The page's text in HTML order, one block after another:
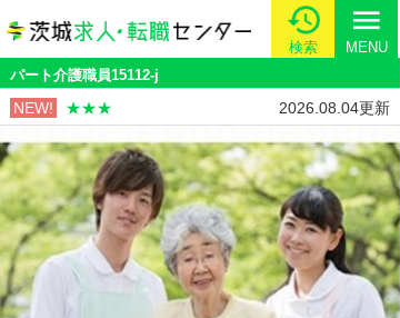
検索
menu
MENU
パート介護職員15112-j
NEW! ★★★ 2026.08.04更新